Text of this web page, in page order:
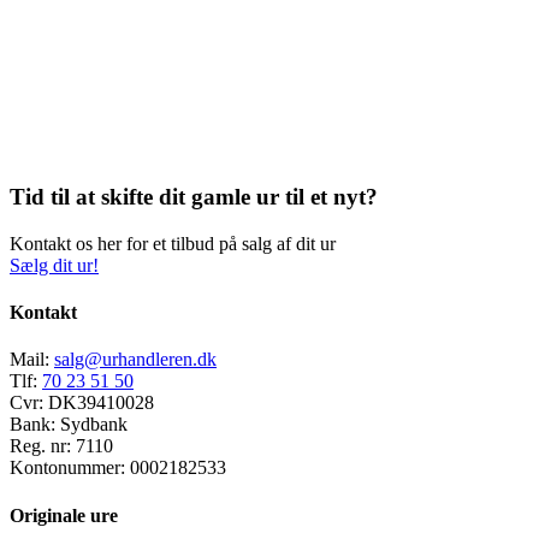
Tid til at skifte dit gamle ur til et nyt?
Kontakt os her for et tilbud på salg af dit ur
Sælg dit ur!
Kontakt
Mail: salg@urhandleren.dk
Tlf: 70 23 51 50
Cvr: DK39410028
Bank: Sydbank
Reg. nr: 7110
Kontonummer: 0002182533
Originale ure